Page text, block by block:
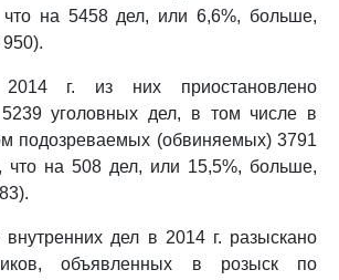
что на 5458 дел, или 6,6%, больше,
950).
г. из них приостановлено
5239 уголовных дел, в том числе в
подозреваемых (обвиняемых) 3791
что на 508 дел, или 15,5%, больше,
внутренних дел в 2014 г. разыскано
объявленных в розыск по